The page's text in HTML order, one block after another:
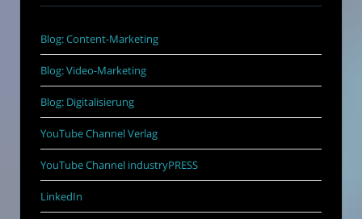
Blog: Content-Marketing
Blog: Video-Marketing
Blog: Digitalisierung
YouTube Channel Verlag
YouTube Channel industryPRESS
LinkedIn